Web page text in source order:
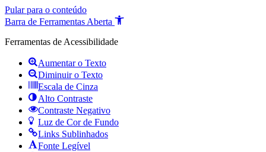
Pular para o conteúdo
Barra de Ferramentas Aberta
Ferramentas de Acessibilidade
Aumentar o Texto
Diminuir o Texto
Escala de Cinza
Alto Contraste
Contraste Negativo
Luz de Cor de Fundo
Links Sublinhados
Fonte Legível